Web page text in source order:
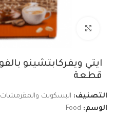
Click to enlarge
قطعة
التصنيف: البسكويت والمقرمشات
الوسم: Food